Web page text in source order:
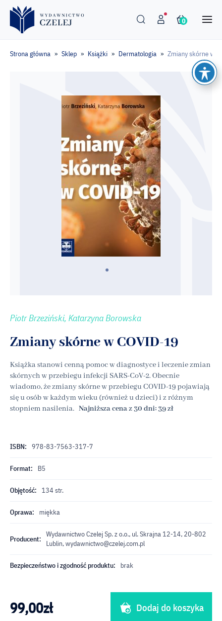
0
Strona główna » Sklep » Książki » Dermatologia » Zmiany skórne w
Piotr Brzeziński, Katarzyna Borowska
Zmiany skórne w COVID-19
Książka stanowi cenną pomoc w diagnostyce i leczenie zmian
skórnych w przebiegu infekcji SARS-CoV-2. Obecnie
wiadomo, że zmiany skórne w przebiegu COVID-19 pojawiają
się u osób w każdym wieku (również u dzieci) i z różnym
stopniem nasilenia. Najniższa cena z 30 dni: 39 zł
ISBN: 978-83-7563-317-7
Format: B5
Objętość: 134 str.
Oprawa: miękka
Producent:
Wydawnictwo Czelej Sp. z o.o., ul. Skrajna 12-14, 20-802
Lublin,wydawnictwo@czelej.com.pl
Bezpieczeństwo i zgodność produktu: brak
99,00zł Dodaj do koszyka